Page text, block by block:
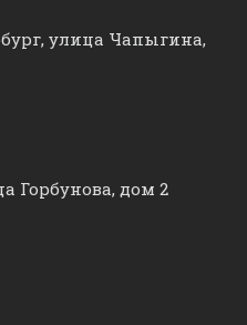
улица Чапыгина,
Горбунова, дом 2